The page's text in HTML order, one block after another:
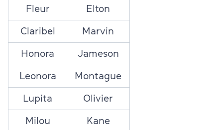
Fleur Elton
Claribel Marvin
Honora Jameson
Leonora Montague
Lupita Olivier
Milou Kane